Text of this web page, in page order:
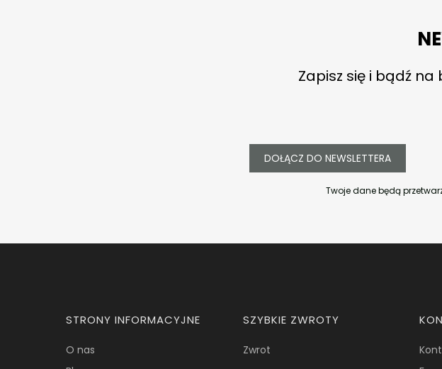
Zapisz się i bądź
DOŁĄCZ DO NEWSLETTERA
Twoje dane będą
Linki w stopce
STRONY INFORMACYJNE
O nas
SZYBKIE ZWROTY
Zwrot